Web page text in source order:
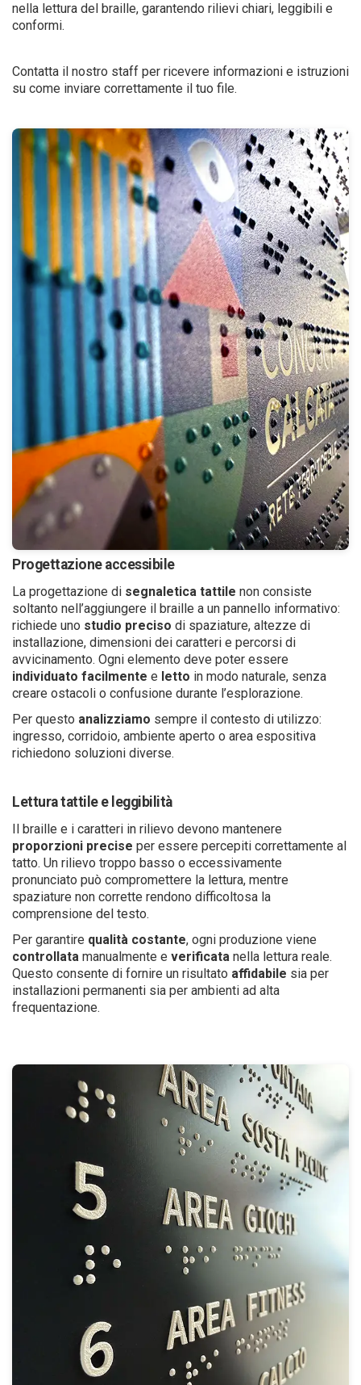
nella lettura del braille, garantendo rilievi chiari, leggibili e
conformi.
Contatta il nostro staff per ricevere informazioni e istruzioni
su come inviare correttamente il tuo file.
Progettazione accessibile
La progettazione di segnaletica tattile non consiste
soltanto nell’aggiungere il braille a un pannello informativo:
richiede uno studio preciso di spaziature, altezze di
installazione, dimensioni dei caratteri e percorsi di
avvicinamento. Ogni elemento deve poter essere
individuato facilmente e letto in modo naturale, senza
creare ostacoli o confusione durante l’esplorazione.
Per questo analizziamo sempre il contesto di utilizzo:
ingresso, corridoio, ambiente aperto o area espositiva
richiedono soluzioni diverse.
Lettura tattile e leggibilità
Il braille e i caratteri in rilievo devono mantenere
proporzioni precise per essere percepiti correttamente al
tatto. Un rilievo troppo basso o eccessivamente
pronunciato può compromettere la lettura, mentre
spaziature non corrette rendono difficoltosa la
comprensione del testo.
Per garantire qualità costante, ogni produzione viene
controllata manualmente e verificata nella lettura reale.
Questo consente di fornire un risultato affidabile sia per
installazioni permanenti sia per ambienti ad alta
frequentazione.